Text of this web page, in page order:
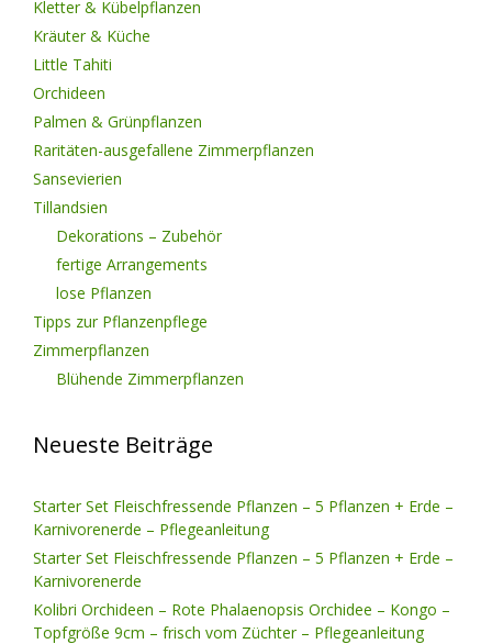
Kletter & Kübelpflanzen
Kräuter & Küche
Little Tahiti
Orchideen
Palmen & Grünpflanzen
Raritäten-ausgefallene Zimmerpflanzen
Sansevierien
Tillandsien
Dekorations – Zubehör
fertige Arrangements
lose Pflanzen
Tipps zur Pflanzenpflege
Zimmerpflanzen
Blühende Zimmerpflanzen
Neueste Beiträge
Starter Set Fleischfressende Pflanzen – 5 Pflanzen + Erde –
Karnivorenerde – Pflegeanleitung
Starter Set Fleischfressende Pflanzen – 5 Pflanzen + Erde –
Karnivorenerde
Kolibri Orchideen – Rote Phalaenopsis Orchidee – Kongo –
Topfgröße 9cm – frisch vom Züchter – Pflegeanleitung